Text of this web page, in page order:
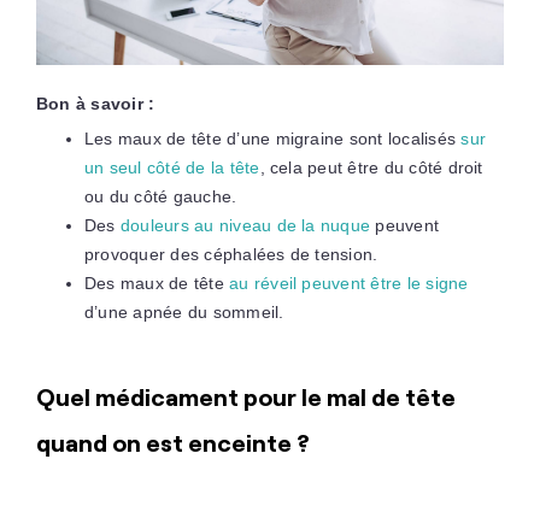
Bon à savoir :
Les maux de tête d’une migraine sont localiséssur
un seul côté de la tête , cela peut être du côté droit
ou du côté gauche.
Des douleurs au niveau de la nuque peuvent
provoquer des céphalées de tension.
Des maux de têteau réveil peuvent être le signe
d’une apnée du sommeil.
Quel médicament pour le mal de tête
quand on est enceinte ?